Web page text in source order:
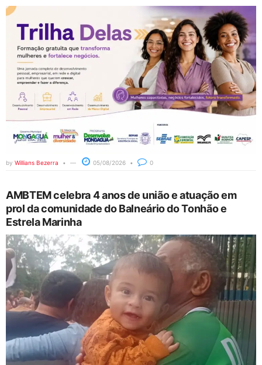
by Willians Bezerra 05/08/2026 0
AMBTEM celebra 4 anos de união e atuação em
prol da comunidade do Balneário do Tonhão e
Estrela Marinha